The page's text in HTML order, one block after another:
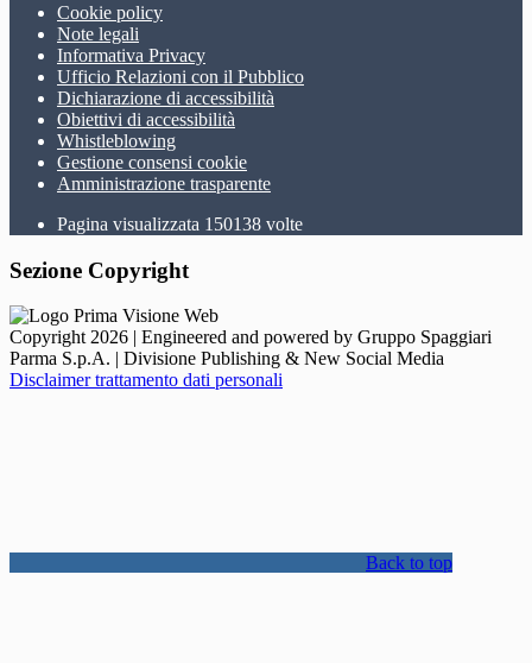
Cookie policy
Note legali
Informativa Privacy
Ufficio Relazioni con il Pubblico
Dichiarazione di accessibilità
Obiettivi di accessibilità
Whistleblowing
Gestione consensi cookie
Amministrazione trasparente
Pagina visualizzata 150138 volte
Sezione Copyright
Copyright 2026 | Engineered and powered by Gruppo Spaggiari
Parma S.p.A. | Divisione Publishing & New Social Media
Disclaimer trattamento dati personali
Back to top